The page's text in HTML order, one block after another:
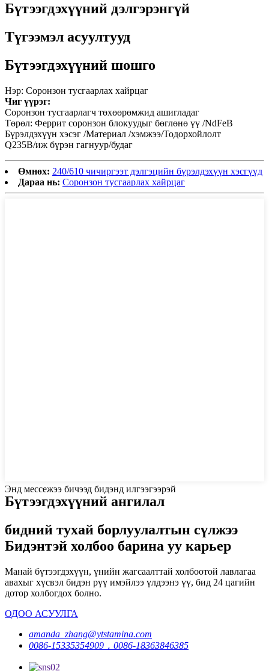
Бүтээгдэхүүний дэлгэрэнгүй
Түгээмэл асуултууд
Бүтээгдэхүүний шошго
Нэр: Соронзон тусгаарлах хайрцаг
Чиг үүрэг:
Соронзон тусгаарлагч төхөөрөмжид ашигладаг
Төрөл: Феррит соронзон блокуудыг бөглөнө үү /NdFeB
Бүрэлдэхүүн хэсэг /Материал /хэмжээ/Тодорхойлолт
Q235B/иж бүрэн гагнуур/будаг
Өмнөх: 240/610 чичиргээт дэлгэцийн бүрэлдэхүүн хэсгүүд
Дараа нь: Соронзон тусгаарлах хайрцаг
Энд мессежээ бичээд бидэнд илгээгээрэй
Бүтээгдэхүүний ангилал
бидний тухай борлуулалтын сүлжээ
Бидэнтэй холбоо барина уу карьер
Манай бүтээгдэхүүн, үнийн жагсаалттай холбоотой лавлагаа
авахыг хүсвэл бидэн рүү имэйлээ үлдээнэ үү, бид 24 цагийн
дотор холбогдох болно.
ОДОО АСУУЛГА
amanda_zhang@ytstamina.com
0086-15335354909，0086-18363846385